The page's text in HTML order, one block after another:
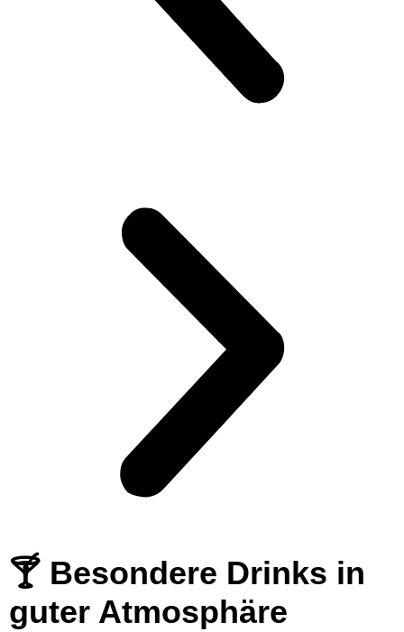
🍸 Besondere Drinks in
guter Atmosphäre